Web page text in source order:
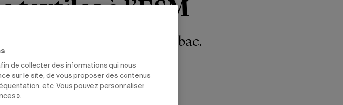
textiles à l’ÉSM
qu’on ne porte plus dans le bac.
de collecter des informations qui nous
sur le site, de vous proposer des contenus
etc. Vous pouvez personnaliser
».